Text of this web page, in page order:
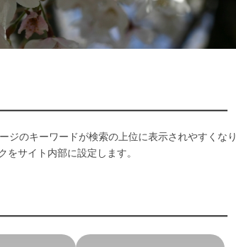
ジのキーワードが検索の上位に表示されやすくなり
サイト内部に設定します。